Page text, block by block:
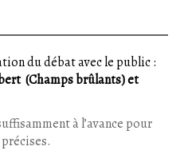
du débat avec le public :
(Champs brûlants) et
à l’avance pour